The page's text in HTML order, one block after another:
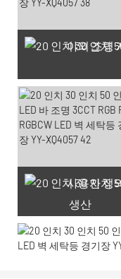
야외 조명 자랑스러운 작
사용자 정의 레이저
생산